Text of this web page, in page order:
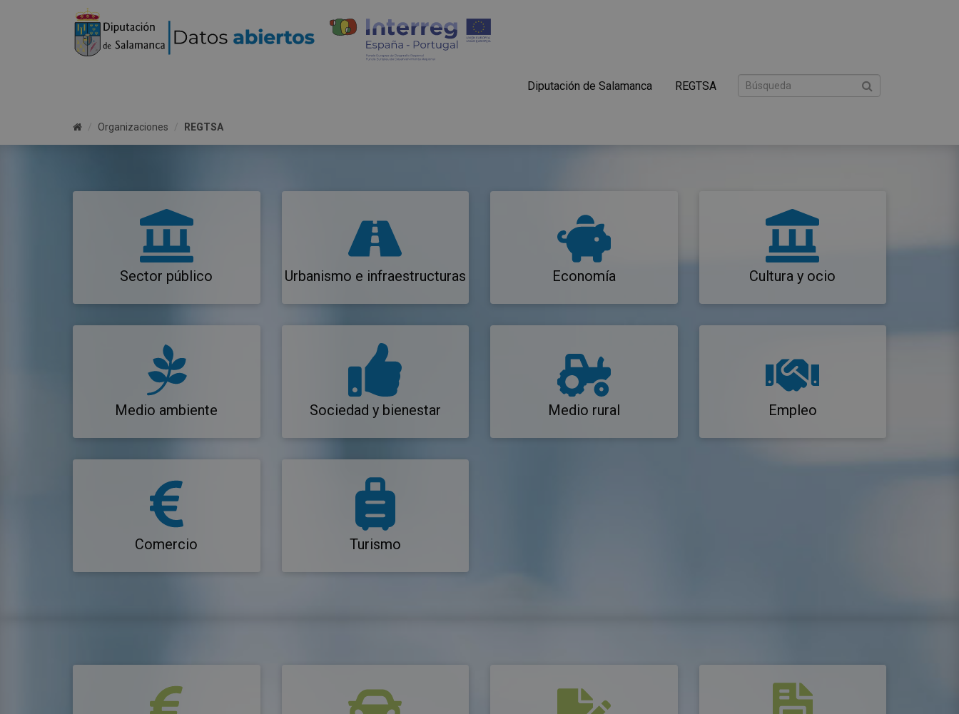
Diputación de Salamanca REGTSA
Organizaciones REGTSA
Sector público Urbanismo e infraestructuras Economía Cultura y ocio
Medio ambiente Sociedad y bienestar Medio rural Empleo
Comercio Turismo